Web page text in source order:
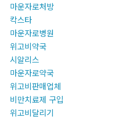
마운자로처방
칵스타
마운자로병원
위고비약국
시알리스
마운자로약국
위고비판매업체
비만치료제 구입
위고비달리기